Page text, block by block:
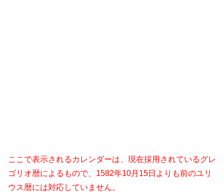
ここで表示されるカレンダーは、現在採用されているグレ
ゴリオ暦によるもので、1582年10月15日よりも前のユリ
ウス暦には対応していません。